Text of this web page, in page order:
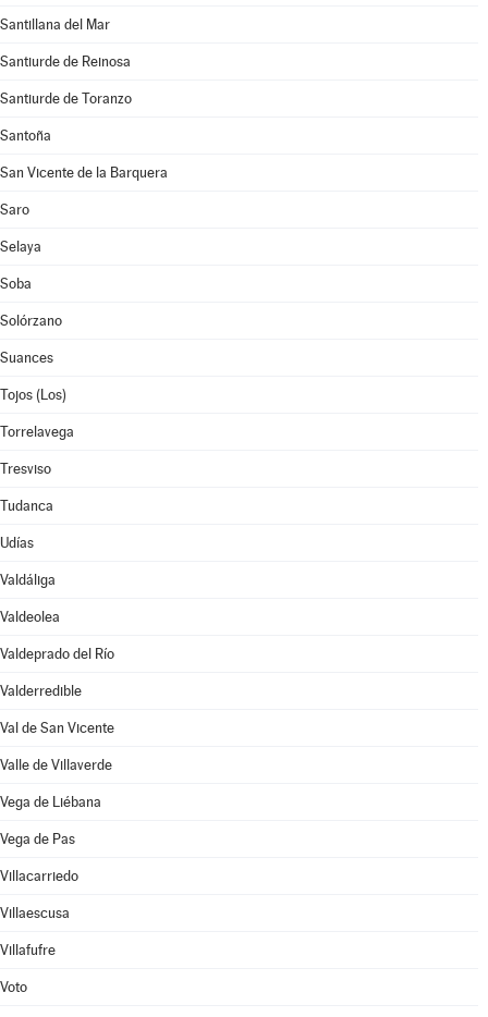
Santillana del Mar
Santiurde de Reinosa
Santiurde de Toranzo
Santoña
San Vicente de la Barquera
Saro
Selaya
Soba
Solórzano
Suances
Tojos (Los)
Torrelavega
Tresviso
Tudanca
Udías
Valdáliga
Valdeolea
Valdeprado del Río
Valderredible
Val de San Vicente
Valle de Villaverde
Vega de Liébana
Vega de Pas
Villacarriedo
Villaescusa
Villafufre
Voto